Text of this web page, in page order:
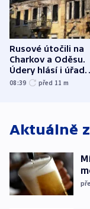
Rusové útočili na
Charkov a Oděsu.
Údery hlásí i úřady
Bělgorodu
08:39 před 11 m
Aktuálně